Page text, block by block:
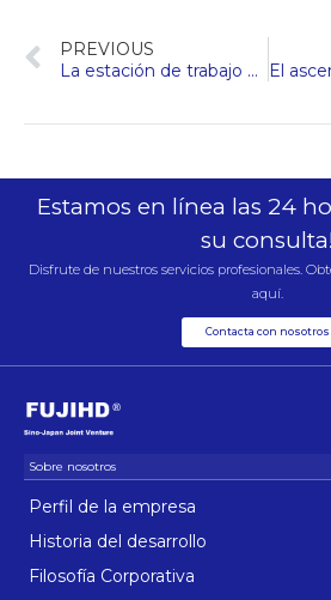
PREVIOUS
La estación de trabajo postdoctoral Hengda Fuji Elevator se inauguró con éxito
Estamos en línea las 24
su consulta!
Disfrute de nuestros servicios profesionales.
aquí.
Contacta con nosotros
Perfil de la empresa
Historia del desarrollo
Filosofía Corporativa